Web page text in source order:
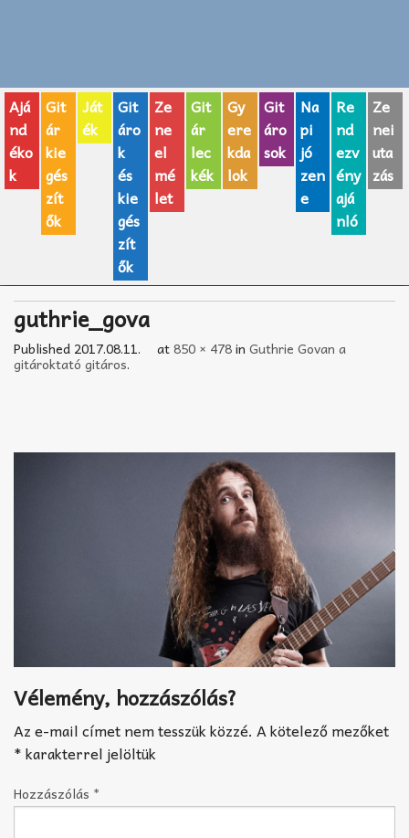
AJÁNDÉK ÖTLETEK
Vicces
GITÁR MÁRKÁK
TOP100 nóta
Zeneiskolák
Zeneszerzés alapjai
Ajá
nd
éko
k
Git
ár
kie
gés
zít
ők
Ját
ék
Git
áro
k
és
kie
gés
zít
ők
Ze
ne
el
mé
let
Git
ár
lec
kék
Gy
ere
kda
lok
Git
áro
sok
Na
pi
jó
zen
e
Re
nd
ezv
ény
ajá
nló
Ze
nei
uta
zás
guthrie_gova
Published 2017.08.11. at850 × 478in Guthrie Govan a
gitároktató gitáros.
Vélemény, hozzászólás?
Az e-mail címet nem tesszük közzé. A kötelező mezőket
*karakterrel jelöltük
Hozzászólás *